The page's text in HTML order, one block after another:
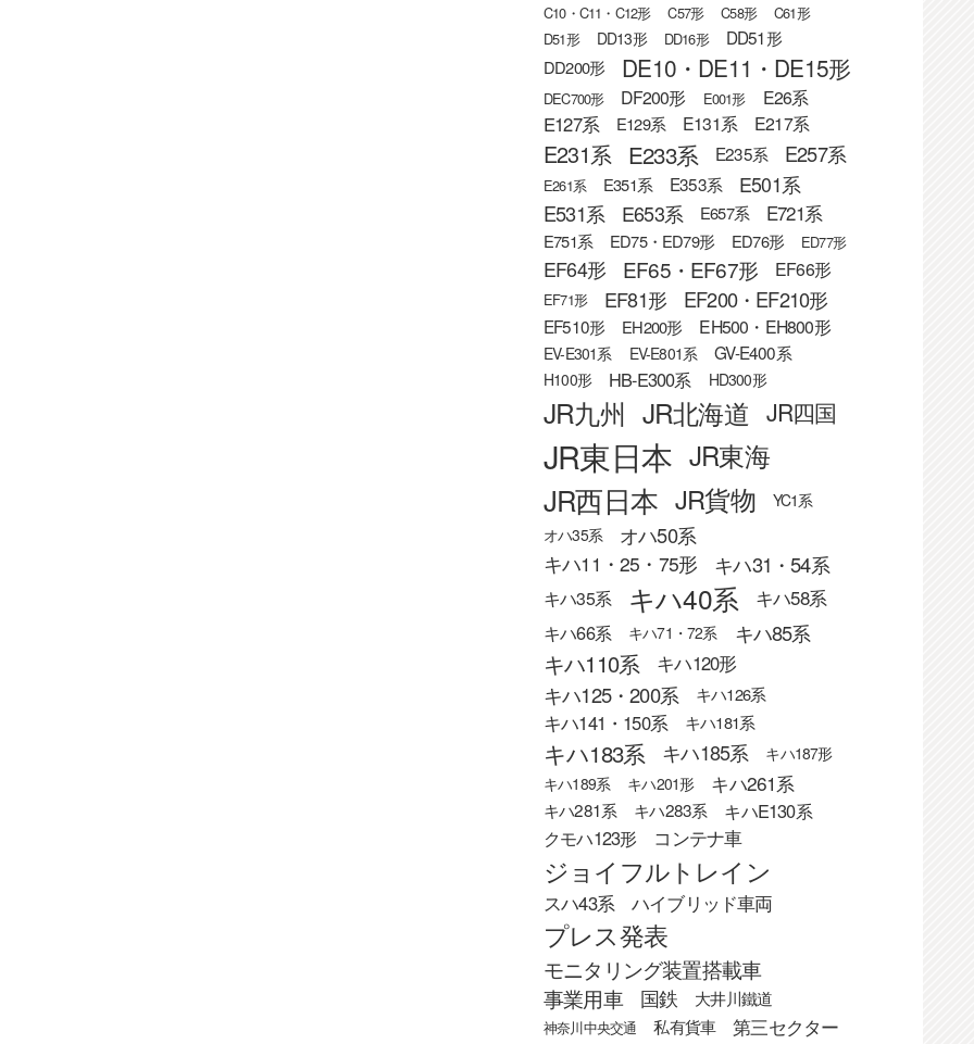
C10・C11・C12形
C57形 C58形
C61形
D51形
DD13形 DD16形 DD51形
DD200形 DE10・DE11・DE15形
DEC700形 DF200形 E001形 E26系
E127系 E129系 E131系 E217系
E231系 E233系 E235系 E257系
E261系 E351系 E353系 E501系
E531系 E653系 E657系 E721系
E751系 ED75・ED79形 ED76形 ED77形
EF64形 EF65・EF67形 EF66形
EF71形 EF81形 EF200・EF210形
EF510形 EH200形 EH500・EH800形
EV-E301系 EV-E801系 GV-E400系
H100形 HB-E300系 HD300形
JR九州 JR北海道 JR四国
JR東日本 JR東海
JR西日本 JR貨物
YC1系
オハ35系
オハ50系
キハ11・25・75形 キハ31・54系
キハ35系 キハ40系
キハ58系
キハ66系
キハ71・72系 キハ85系
キハ110系 キハ120形
キハ125・200系 キハ126系
キハ141・150系 キハ181系
キハ183系 キハ185系
キハ187形
キハ189系
キハ201形 キハ261系
キハ281系 キハ283系
キハE130系
クモハ123形
コンテナ車
ジョイフルトレイン
スハ43系 ハイブリッド車両
プレス発表
モニタリング装置搭載車
事業用車 国鉄 大井川鐵道
神奈川中央交通 私有貨車
第三セクター